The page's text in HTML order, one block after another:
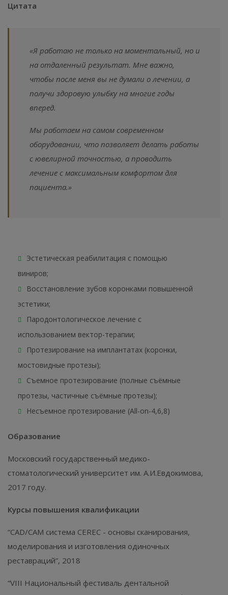
Цитата
«Я работаю не только на моментальный, но и
на отдаленный результат. Мне важно,
чтобы после меня вы не думали о лечении, а
получи здоровую улыбку на многие годы
вперед.
Мы работаем на самом современном
оборудовании, что позволяет делать работы
с ювелирной точностью, а проводить
лечение с максимальным комфортом для
пациента.»
Эстетическая реабилитация с помощью
виниров;
Восстановление зубов коронками повышенной
эстетики;
Пародонтологическое лечение с
использованием вектор-терапии;
Протезирование на имплантатах (коронки,
мостовидные протезы);
Съемное протезирование (полные съёмные
протезы, частичные съёмные протезы);
Несъемное протезирование (All-on-4,6,8)
Образование
Московский государственный медико-
стоматологический университет им. А.И.Евдокимова,
2017 году.
Курсы повышения квалификации
“CAD/CAM система CEREC - основы сканирования,
моделирования и изготовления одиночных
реставраций”, 2018
“VIII Национальный фестиваль дентальной